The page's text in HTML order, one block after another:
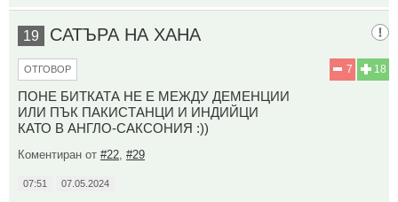
19 САТЪРА НА ХАНА
18
7
ОТГОВОР
ПОНЕ БИТКАТА НЕ Е МЕЖДУ ДЕМЕНЦИИ
ИЛИ ПЪК ПАКИСТАНЦИ И ИНДИЙЦИ
КАТО В АНГЛО-САКСОНИЯ :))
Коментиран от #22 #29
07:51 07.05.2024